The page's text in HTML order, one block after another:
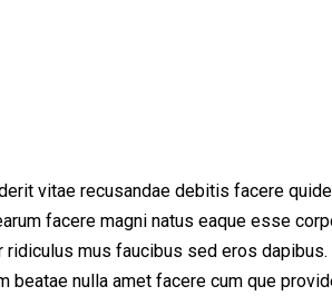
vitae recusandae debitis facere
facere magni natus eaque esse
mus faucibus sed eros
beatae nulla amet facere cum que